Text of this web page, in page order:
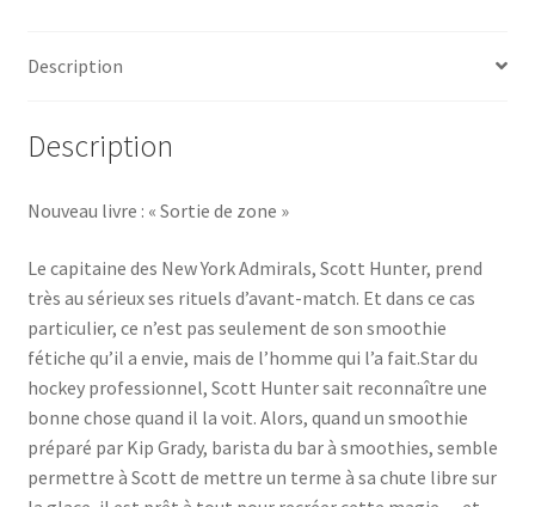
Description
Description
Nouveau livre : « Sortie de zone »
Le capitaine des New York Admirals, Scott Hunter, prend
très au sérieux ses rituels d’avant-match. Et dans ce cas
particulier, ce n’est pas seulement de son smoothie
fétiche qu’il a envie, mais de l’homme qui l’a fait.Star du
hockey professionnel, Scott Hunter sait reconnaître une
bonne chose quand il la voit. Alors, quand un smoothie
préparé par Kip Grady, barista du bar à smoothies, semble
permettre à Scott de mettre un terme à sa chute libre sur